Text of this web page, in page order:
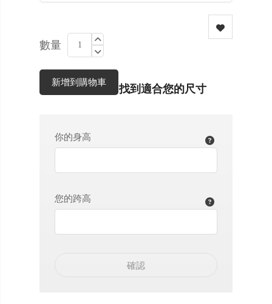
數量
新增到購物車
找到適合您的尺寸
你的身高
您的跨高
確認